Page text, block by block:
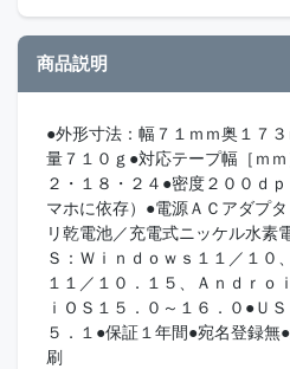
商品説明
●外形寸法：幅７１ｍｍ奥１７
量７１０ｇ●対応テープ幅［ｍ
２・１８・２４●密度２００ｄ
マホに依存）●電源ＡＣアダプ
リ乾電池／充電式ニッケル水素
Ｓ：Ｗｉｎｄｏｗｓ１１／１０
１１／１０．１５、Ａｎｄｒｏ
ｉＯＳ１５．０～１６．０●Ｕ
５．１●保証１年間●宛名登録無
刷